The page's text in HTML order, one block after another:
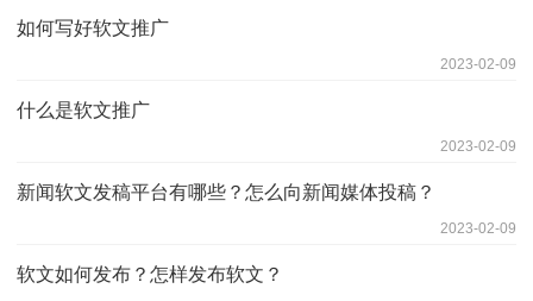
如何写好软文推广
2023-02-09
什么是软文推广
2023-02-09
新闻软文发稿平台有哪些？怎么向新闻媒体投稿？
2023-02-09
软文如何发布？怎样发布软文？